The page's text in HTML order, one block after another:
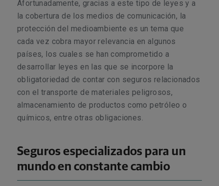
Afortunadamente, gracias a este tipo de leyes y a
la cobertura de los medios de comunicación, la
protección del medioambiente es un tema que
cada vez cobra mayor relevancia en algunos
países, los cuales se han comprometido a
desarrollar leyes en las que se incorpore la
obligatoriedad de contar con seguros relacionados
con el transporte de materiales peligrosos,
almacenamiento de productos como petróleo o
químicos, entre otras obligaciones.
Seguros especializados para un
mundo en constante cambio